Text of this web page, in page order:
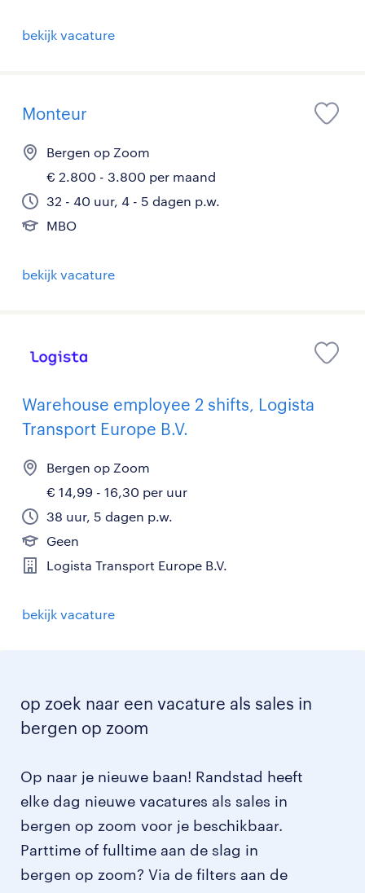
bekijk vacature
Monteur
Bergen op Zoom
€ 2.800 - 3.800 per maand
32 - 40 uur, 4 - 5 dagen p.w.
MBO
bekijk vacature
Warehouse employee 2 shifts, Logista
Transport Europe B.V.
Bergen op Zoom
€ 14,99 - 16,30 per uur
38 uur, 5 dagen p.w.
Geen
Logista Transport Europe B.V.
bekijk vacature
op zoek naar een vacature als sales in
bergen op zoom
Op naar je nieuwe baan! Randstad heeft
elke dag nieuwe vacatures als sales in
bergen op zoom voor je beschikbaar.
Parttime of fulltime aan de slag in
bergen op zoom? Via de filters aan de